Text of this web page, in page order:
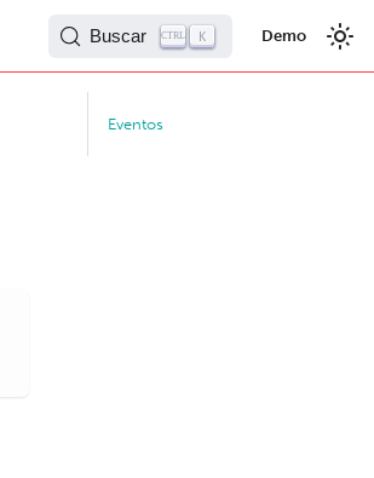
Buscar CTRL K Demo
Eventos